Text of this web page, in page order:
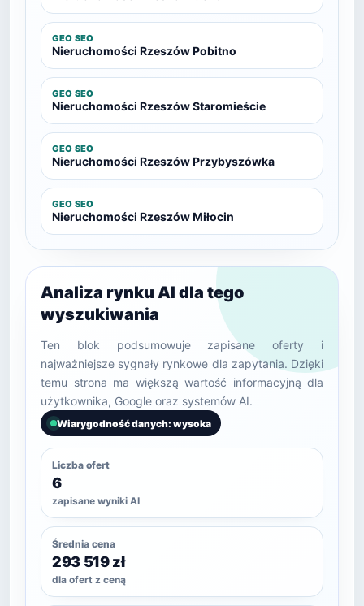
GEO SEO
Nieruchomości Rzeszów Pobitno
GEO SEO
Nieruchomości Rzeszów Staromieście
GEO SEO
Nieruchomości Rzeszów Przybyszówka
GEO SEO
Nieruchomości Rzeszów Miłocin
Analiza rynku AI dla tego
wyszukiwania
Ten blok podsumowuje zapisane oferty i
najważniejsze sygnały rynkowe dla zapytania. Dzięki
temu strona ma większą wartość informacyjną dla
użytkownika, Google oraz systemów AI.
Wiarygodność danych: wysoka
Liczba ofert
6
zapisane wyniki AI
Średnia cena
293 519 zł
dla ofert z ceną